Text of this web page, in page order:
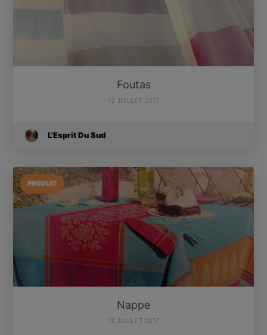
Foutas
12 JUILLET 2017
L'Esprit Du Sud
PRODUIT
Nappe
12 JUILLET 2017